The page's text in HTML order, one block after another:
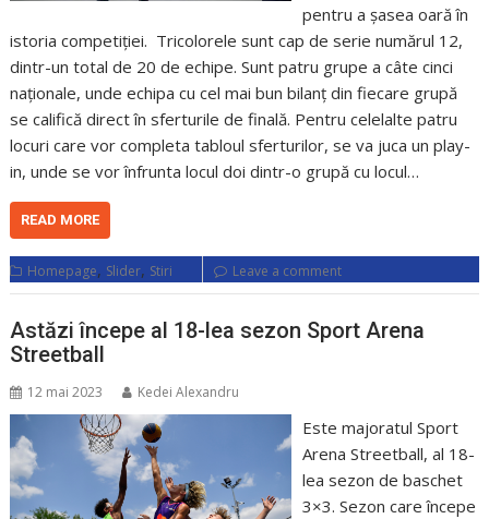
pentru a șasea oară în
istoria competiției. Tricolorele sunt cap de serie numărul 12,
dintr-un total de 20 de echipe. Sunt patru grupe a câte cinci
naționale, unde echipa cu cel mai bun bilanț din fiecare grupă
se califică direct în sferturile de finală. Pentru celelalte patru
locuri care vor completa tabloul sferturilor, se va juca un play-
in, unde se vor înfrunta locul doi dintr-o grupă cu locul…
READ MORE
Homepage, Slider, Stiri Leave a comment
Astăzi începe al 18-lea sezon Sport Arena
Streetball
12 mai 2023 Kedei Alexandru
Este majoratul Sport
Arena Streetball, al 18-
lea sezon de baschet
3×3. Sezon care începe